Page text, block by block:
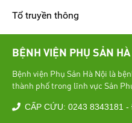
Tổ truyền thông
BỆNH VIỆN PHỤ SẢN
Bệnh viện Phụ Sản Hà Nội là
thành phố trong lĩnh vực Sản
CẤP CỨU: 0243 8343181